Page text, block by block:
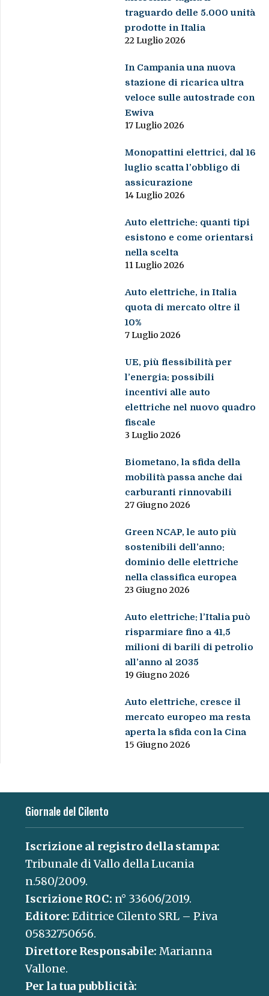
traguardo delle 5.000 unità
prodotte in Italia
22 Luglio 2026
In Campania una nuova
stazione di ricarica ultra
veloce sulle autostrade con
Ewiva
17 Luglio 2026
Monopattini elettrici, dal 16
luglio scatta l’obbligo di
assicurazione
14 Luglio 2026
Auto elettriche: quanti tipi
esistono e come orientarsi
nella scelta
11 Luglio 2026
Auto elettriche, in Italia
quota di mercato oltre il
10%
7 Luglio 2026
UE, più flessibilità per
l’energia: possibili
incentivi alle auto
elettriche nel nuovo quadro
fiscale
3 Luglio 2026
Biometano, la sfida della
mobilità passa anche dai
carburanti rinnovabili
27 Giugno 2026
Green NCAP, le auto più
sostenibili dell’anno:
dominio delle elettriche
nella classifica europea
23 Giugno 2026
Auto elettriche: l’Italia può
risparmiare fino a 41,5
milioni di barili di petrolio
all’anno al 2035
19 Giugno 2026
Auto elettriche, cresce il
mercato europeo ma resta
aperta la sfida con la Cina
15 Giugno 2026
Giornale del Cilento
Iscrizione al registro della stampa:
Tribunale di Vallo della Lucania
n.580/2009.
Iscrizione ROC: n° 33606/2019.
Editore: Editrice Cilento SRL – P.iva
05832750656.
Direttore Responsabile: Marianna
Vallone.
Per la tua pubblicità: